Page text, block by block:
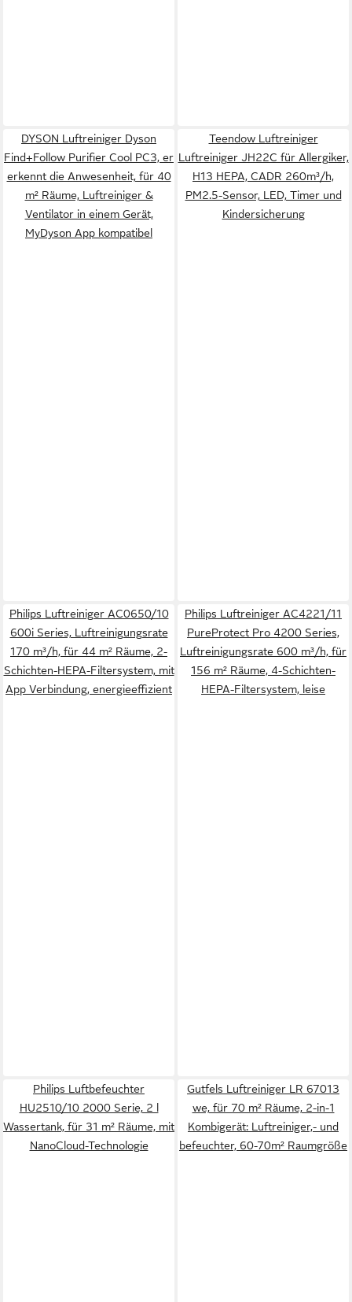
DYSON Luftreiniger Dyson
Find+Follow Purifier Cool PC3, er
erkennt die Anwesenheit, für 40
m² Räume, Luftreiniger &
Ventilator in einem Gerät,
MyDyson App kompatibel
Teendow Luftreiniger
Luftreiniger JH22C für Allergiker,
H13 HEPA, CADR 260m³/h,
PM2.5-Sensor, LED, Timer und
Kindersicherung
Philips Luftreiniger AC0650/10
600i Series, Luftreinigungsrate
170 m³/h, für 44 m² Räume, 2-
Schichten-HEPA-Filtersystem, mit
App Verbindung, energieeffizient
Philips Luftreiniger AC4221/11
PureProtect Pro 4200 Series,
Luftreinigungsrate 600 m³/h, für
156 m² Räume, 4-Schichten-
HEPA-Filtersystem, leise
Philips Luftbefeuchter
HU2510/10 2000 Serie, 2 l
Wassertank, für 31 m² Räume, mit
NanoCloud-Technologie
Gutfels Luftreiniger LR 67013
we, für 70 m² Räume, 2-in-1
Kombigerät: Luftreiniger,- und
befeuchter, 60-70m² Raumgröße